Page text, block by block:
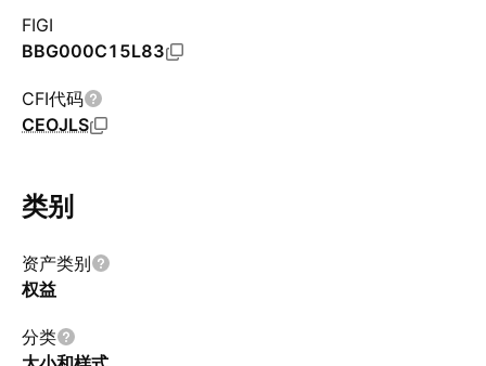
FIGI
BBG000C15L83
CFI代码
CEOJLS
类别
资产类别
权益
分类